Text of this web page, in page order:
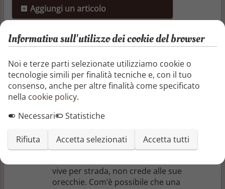
Aggiungi un articolo
Non ci sono ancora recensioni o articoli
Altri libri di David Walliams
Il mostro di ghiaccio
Ultime notizie! Leggete tutti! UN MOSTRO
DI GHIACCIO RITROVATO AL POLO NORD!
Mostro di Ghiaccio, un mammut appena
arrivato al Museo di Storia Naturale dritto
vive per strada, non crede alle sue
orecchie. Com’è possibile che una
Informativa sull'utilizzo dei cookie del browser
Noi e terze parti selezionate utilizziamo cookie o
tecnologie simili per finalità tecniche e, con il tuo
consenso, anche per altre finalità come specificato
nella cookie policy.
Necessari
Statistiche
Rifiuta Accetta selezionati Accetta tutti